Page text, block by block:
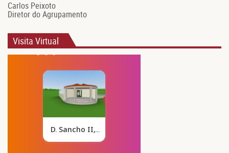
Carlos Peixoto
Diretor do Agrupamento
Visita Virtual